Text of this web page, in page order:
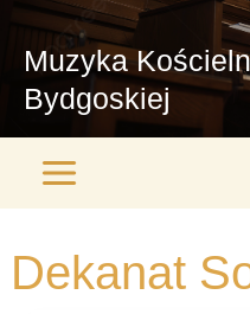
Muzyka
Bydgoskiej
Dekanat